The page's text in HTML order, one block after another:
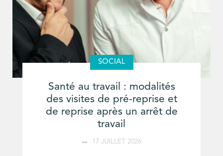
SOCIAL
Santé au travail : modalités
des visites de pré-reprise et
de reprise après un arrêt de
travail
17 JUILLET 2026